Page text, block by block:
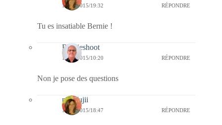
13/05/2015/19:32 RÉPONDRE
Tu es insatiable Bernie !
Bernieshoot
14/05/2015/10:20 RÉPONDRE
Non je pose des questions
missfujii
14/05/2015/18:47 RÉPONDRE